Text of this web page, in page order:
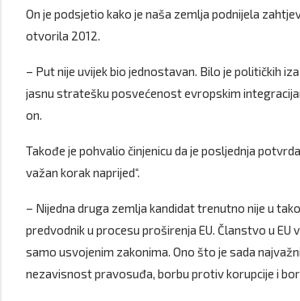
On je podsjetio kako je naša zemlja podnijela
otvorila 2012.
– Put nije uvijek bio jednostavan. Bilo je političkih
jasnu stratešku posvećenost evropskim
on.
Takođe je pohvalio činjenicu da je posljednja
važan korak naprijed“.
– Nijedna druga zemlja kandidat trenutno nije u
predvodnik u procesu proširenja EU. Članstvo u
samo usvojenim zakonima. Ono što je sada
nezavisnost pravosuđa, borbu protiv korupcije i